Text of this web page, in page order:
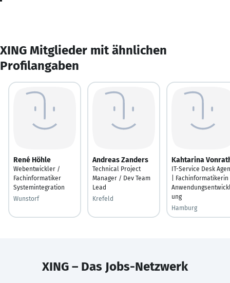
XING Mitglieder mit ähnlichen
Profilangaben
René Höhle
Webentwickler /
Fachinformatiker
Systemintegration
Wunstorf
Andreas Zanders
Technical Project
Manager / Dev Team
Lead
Krefeld
Kahtarina
IT-Service Desk
|
ung
Hamburg
XING – Das Jobs-Netzwerk